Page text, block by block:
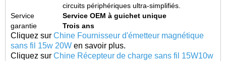
circuits périphériques ultra-simplifiés.
Service
Service OEM à guichet unique
garantie
Trois ans
Cliquez sur Chine Fournisseur d'émetteur magnétique
sans fil 15w 20W en savoir plus.
Cliquez sur Chine Récepteur de charge sans fil 15W10w